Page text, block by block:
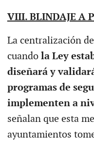
VIII. BLINDAJE A
La centralización
cuandola Ley
diseñará y
programas de
implementen a
señalan que esta
ayuntamientos